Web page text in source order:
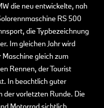
die neu entwickelte, nah
RS 500
die Typbezeichnung
Im gleichen Jahr wird
gleich zum
Rennen, der Tourist
In beachtlich guter
der vorletzten Runde. Die